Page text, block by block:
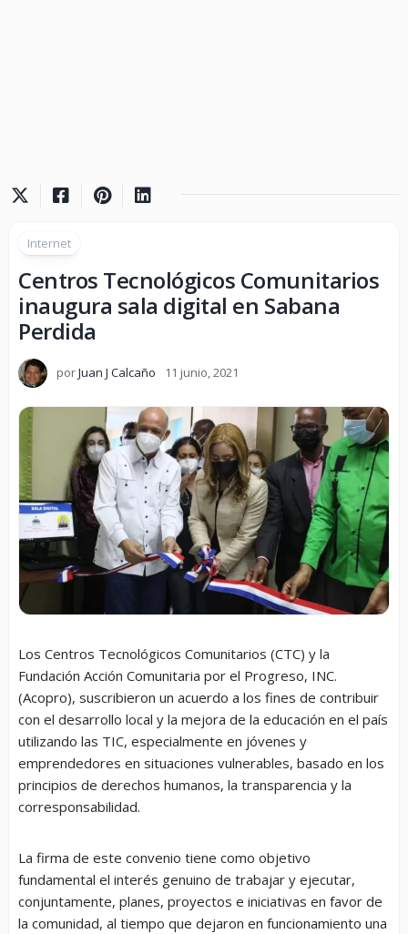
Internet
Centros Tecnológicos Comunitarios
inaugura sala digital en Sabana
Perdida
porJuan J Calcaño 11 junio, 2021
Los Centros Tecnológicos Comunitarios (CTC) y la
Fundación Acción Comunitaria por el Progreso, INC.
(Acopro), suscribieron un acuerdo a los fines de contribuir
con el desarrollo local y la mejora de la educación en el país
utilizando las TIC, especialmente en jóvenes y
emprendedores en situaciones vulnerables, basado en los
principios de derechos humanos, la transparencia y la
corresponsabilidad.
La firma de este convenio tiene como objetivo
fundamental el interés genuino de trabajar y ejecutar,
conjuntamente, planes, proyectos e iniciativas en favor de
la comunidad, al tiempo que dejaron en funcionamiento una